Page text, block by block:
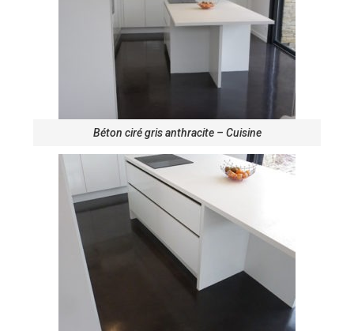
Béton ciré gris anthracite – Cuisine